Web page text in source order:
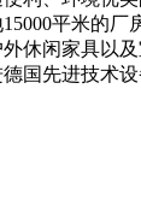
平米的厂
休闲家具以
国先进技术